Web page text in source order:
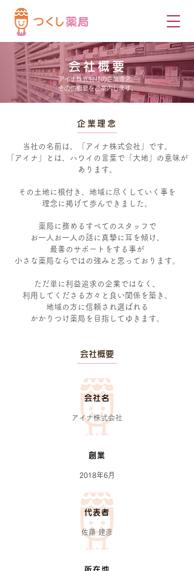
会社概要
アイナ株式会社の企業理念、
その他概要をご案内します。
企業理念
当社の名前は、「アイナ株式会社」です。
「アイナ」とは、ハワイの言葉で「大地」の意味が
あります。
その土地に根付き、地域に尽くしていく事を
理念に掲げて歩んできました。
薬局に務めるすべてのスタッフで
お一人お一人の話に真摯に耳を傾け、
最善のサポートをする事が
小さな薬局ならではの強みと思っております。
ただ単に利益追求の企業ではなく、
利用してくださる方々と良い関係を築き、
地域の方に信頼され選ばれる
かかりつけ薬局を目指してゆきます。
会社概要
会社名
アイナ株式会社
創業
2018年6月
代表者
佐藤 建彦